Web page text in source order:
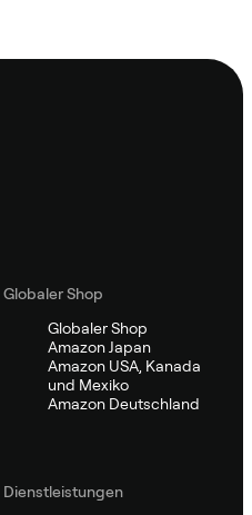
Globaler Shop
Globaler Shop
Amazon Japan
Amazon USA, Kanada
und Mexiko
Amazon Deutschland
Dienstleistungen